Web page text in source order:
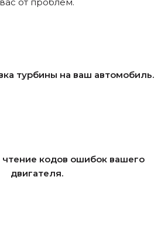
турбины на ваш автомобиль.
чтение кодов ошибок вашего
двигателя.